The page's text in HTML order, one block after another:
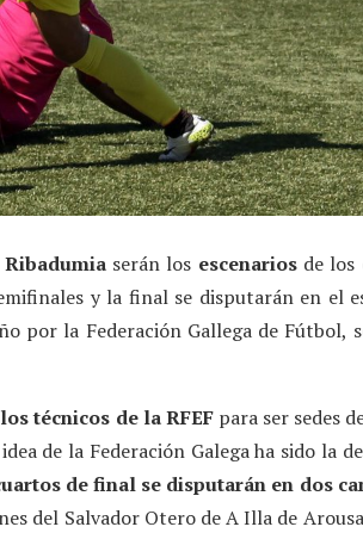
Ribadumiaserán los escenariosde los
y la final se disputarán en el
por la Federación Gallega de Fútbol,
técnicos de la RFEFpara ser sedes
de la Federación Galega ha sido la de
de final se disputarán en dos
del Salvador Otero de A Illa de